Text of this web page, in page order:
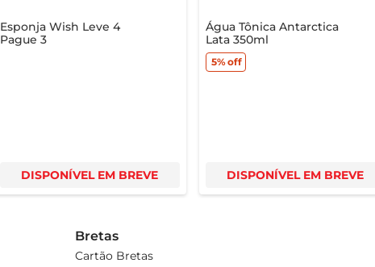
Esponja Wish Leve 4
Pague 3
DISPONÍVEL EM BREVE
Água Tônica Antarctica
Lata 350ml
5%off
DISPONÍVEL EM BREVE
Bretas
Cartão Bretas